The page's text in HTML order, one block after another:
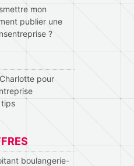
mon
publier une
?
pour
tips
boulangerie-